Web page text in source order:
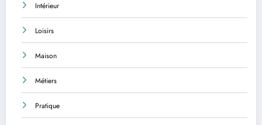
Intérieur
Loisirs
Maison
Métiers
Pratique